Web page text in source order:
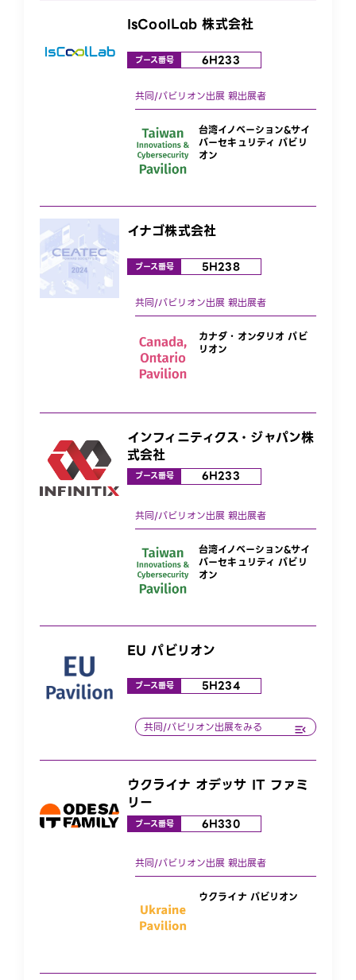
IsCoolLab 株式会社
ブース番号 6H233
台湾イノベーション&サイ
バーセキュリティ パビリ
オン
イナゴ株式会社
ブース番号 5H238
カナダ・オンタリオ パビ
リオン
インフィニティクス・ジャパン株
式会社
ブース番号 6H233
台湾イノベーション&サイ
バーセキュリティ パビリ
オン
EU パビリオン
ブース番号 5H234
ウクライナ オデッサ IT ファミ
リー
ブース番号 6H330
ウクライナ パビリオン